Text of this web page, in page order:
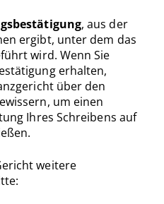
, aus der
ergibt, unter dem das
wird. Wenn Sie
erhalten,
über den
um einen
Ihres Schreibens auf
weitere